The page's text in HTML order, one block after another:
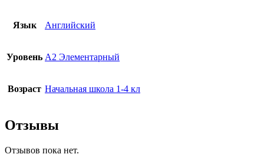
Язык Английский
Уровень A2 Элементарный
Возраст Начальная школа 1-4 кл
Отзывы
Отзывов пока нет.